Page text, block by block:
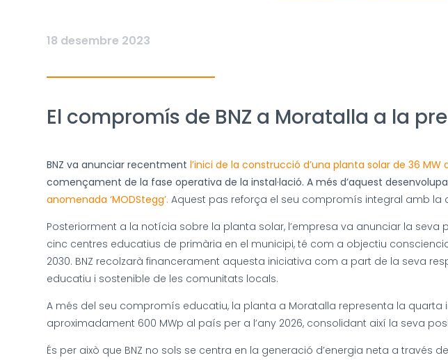
18 desembre 2023
El compromís de BNZ a Moratalla a la
BNZ va anunciar recentment l’inici de la construcció d’una planta solar de 36
començament de la fase operativa de la instal·lació. A més d’aquest
anomenada ‘MODStegg’. Aquest pas reforça el seu compromís integral amb
Posteriorment a la notícia sobre la planta solar, l’empresa va anunciar la
cinc centres educatius de primària en el municipi, té com a objectiu
2030. BNZ recolzarà financerament aquesta iniciativa com a part de la seva
educatiu i sostenible de les comunitats locals.
A més del seu compromís educatiu, la planta a Moratalla representa la quarta
aproximadament 600 MWp al país per a l’any 2026, consolidant així la seva
És per això que BNZ no sols se centra en la generació d’energia neta a